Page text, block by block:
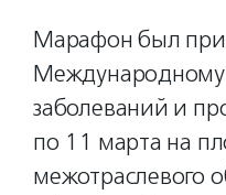
Марафон был
заболеваний и
по 11 марта на
межотраслевого